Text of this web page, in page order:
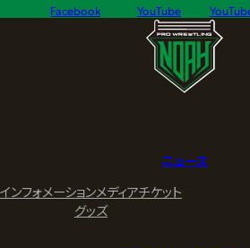
Facebook YouTube
ニュース
インフォメーションメディアチケット
グッズ